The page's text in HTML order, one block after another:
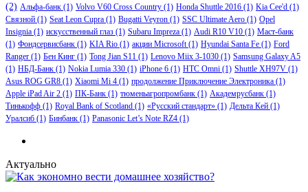
(2) Альфа-банк (1) Volvo V60 Cross Country (1) Honda Shuttle 2016 (1) Kia Cee'd (1)
Связной (1) Seat Leon Cupra (1) Bugatti Veyron (1) SSC Ultimate Aero (1) Opel
Insignia (1) искусственный глаз (1) Subaru Impreza (1) Audi R10 V10 (1) Маст-банк
(1) Фондсервисбанк (1) KIA Rio (1) акции Microsoft(1) Hyundai Santa Fe (1) Ford
Ranger (1) Бен Кинг (1) Tong Jian S11 (1) Lenovo Miix 3-1030 (1) Samsung Galaxy A5
(1) НБД-Банк (1) Nokia Lumia 330 (1) iPhone 6 (1) HTC Omni (1) Shuttle XH97V (1)
Asus ROG GR8 (1) Xiaomi Mi 4 (1) продолжение Приключение Электроника (1)
Apple iPad Air 2 (1) ПК-Банк (1) тюменьагропромбанк (1) Академрусбанк (1)
Тинькофф (1) Royal Bank of Scotland (1) «Русский стандарт» (1) Дельта Кей (1)
Уралсиб (1) Бинбанк (1) Panasonic Let’s Note RZ4 (1)
Актуально